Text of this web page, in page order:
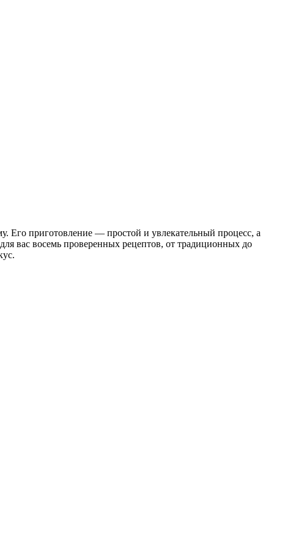
Его приготовление — простой и увлекательный процесс, а
вас восемь проверенных рецептов, от традиционных до